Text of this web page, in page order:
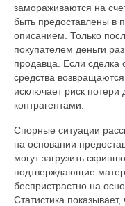
замораживаются на
быть предоставлены в
описанием. Только
покупателем деньги
продавца. Если сделка
средства
исключает риск
контрагентами.
Спорные ситуации
на основании
могут загрузить
подтверждающие
беспристрастно на
Статистика